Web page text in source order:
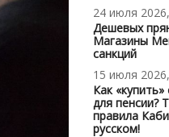
24 июля
Дешевых
Магазины
санкций
15 июля
Как
для пенсии?
правила
русском!